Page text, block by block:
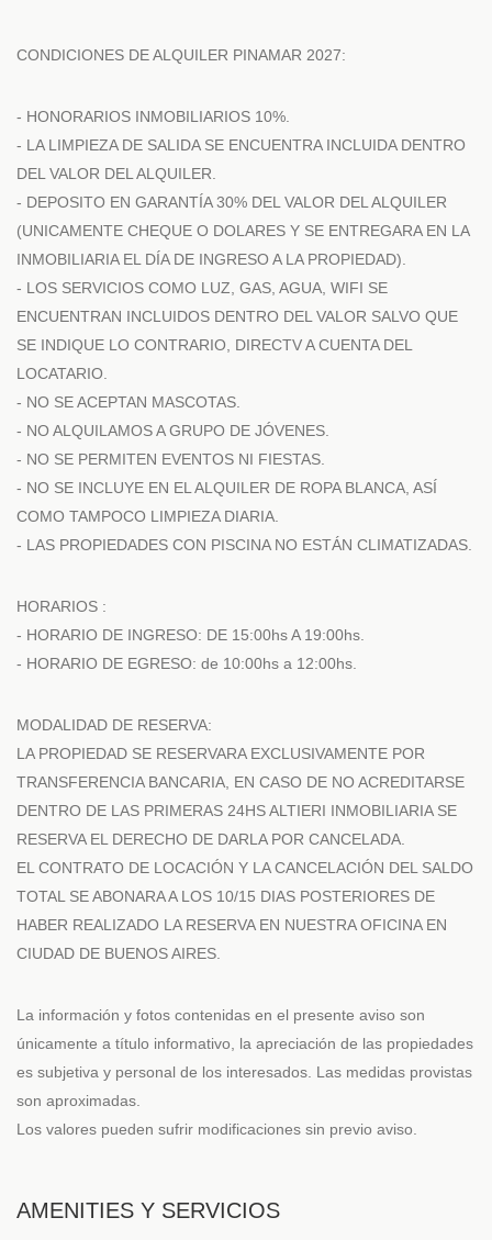
CONDICIONES DE ALQUILER PINAMAR 2027:
- HONORARIOS INMOBILIARIOS 10%.
- LA LIMPIEZA DE SALIDA SE ENCUENTRA INCLUIDA DENTRO
DEL VALOR DEL ALQUILER.
- DEPOSITO EN GARANTÍA 30% DEL VALOR DEL ALQUILER
(UNICAMENTE CHEQUE O DOLARES Y SE ENTREGARA EN LA
INMOBILIARIA EL DÍA DE INGRESO A LA PROPIEDAD).
- LOS SERVICIOS COMO LUZ, GAS, AGUA, WIFI SE
ENCUENTRAN INCLUIDOS DENTRO DEL VALOR SALVO QUE
SE INDIQUE LO CONTRARIO, DIRECTV A CUENTA DEL
LOCATARIO.
- NO SE ACEPTAN MASCOTAS.
- NO ALQUILAMOS A GRUPO DE JÓVENES.
- NO SE PERMITEN EVENTOS NI FIESTAS.
- NO SE INCLUYE EN EL ALQUILER DE ROPA BLANCA, ASÍ
COMO TAMPOCO LIMPIEZA DIARIA.
- LAS PROPIEDADES CON PISCINA NO ESTÁN CLIMATIZADAS.
HORARIOS :
- HORARIO DE INGRESO: DE 15:00hs A 19:00hs.
- HORARIO DE EGRESO: de 10:00hs a 12:00hs.
MODALIDAD DE RESERVA:
LA PROPIEDAD SE RESERVARA EXCLUSIVAMENTE POR
TRANSFERENCIA BANCARIA, EN CASO DE NO ACREDITARSE
DENTRO DE LAS PRIMERAS 24HS ALTIERI INMOBILIARIA SE
RESERVA EL DERECHO DE DARLA POR CANCELADA.
EL CONTRATO DE LOCACIÓN Y LA CANCELACIÓN DEL SALDO
TOTAL SE ABONARA A LOS 10/15 DIAS POSTERIORES DE
HABER REALIZADO LA RESERVA EN NUESTRA OFICINA EN
CIUDAD DE BUENOS AIRES.
La información y fotos contenidas en el presente aviso son
únicamente a título informativo, la apreciación de las propiedades
es subjetiva y personal de los interesados. Las medidas provistas
son aproximadas.
Los valores pueden sufrir modificaciones sin previo aviso.
AMENITIES Y SERVICIOS